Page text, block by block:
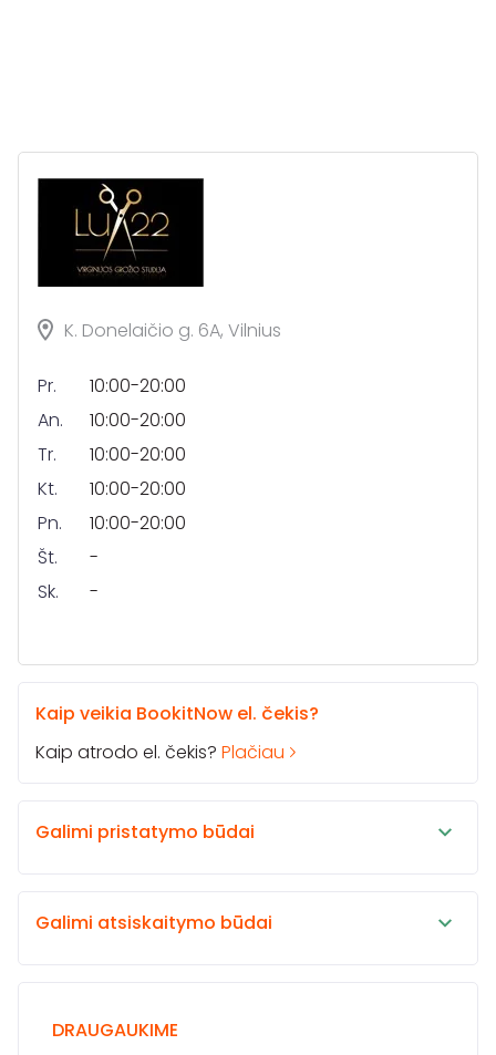
K. Donelaičio g. 6A, Vilnius
Pr.
10:00-20:00
An.
10:00-20:00
Tr.
10:00-20:00
Kt.
10:00-20:00
Pn.
10:00-20:00
Št.
-
Sk.
-
Kaip veikia BookitNow el. čekis?
Kaip atrodo el. čekis? Plačiau
Galimi pristatymo būdai
Galimi atsiskaitymo būdai
DRAUGAUKIME